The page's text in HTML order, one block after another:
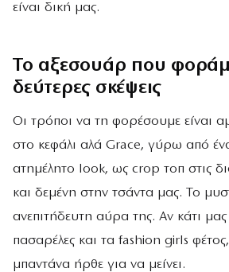
είναι δική μας.
To αξεσουάρ που
δεύτερες σκέψεις
Οι τρόποι να τη φορέσουμε είναι
στο κεφάλι αλά Grace, γύρω από
ατημέλητο look, ως crop τοπ στις
και δεμένη στην τσάντα μας. Το
ανεπιτήδευτη αύρα της. Αν κάτι
πασαρέλες και τα fashion girls φέτος,
μπαντάνα ήρθε για να μείνει.